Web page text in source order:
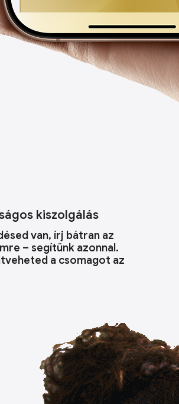
kiszolgálás
van, írj bátran az
– segítünk azonnal.
a csomagot az